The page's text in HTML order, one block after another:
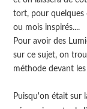
tort, pour quelques
ou mois inspirés....
Pour avoir des
sur ce sujet, on
méthode devant
Puisqu'on était sur